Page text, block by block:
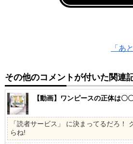
「あ
その他のコメントが付いた関連
【動画】ワンピースの正体は
「読者サービス」 に決まってるだろ！
らね!